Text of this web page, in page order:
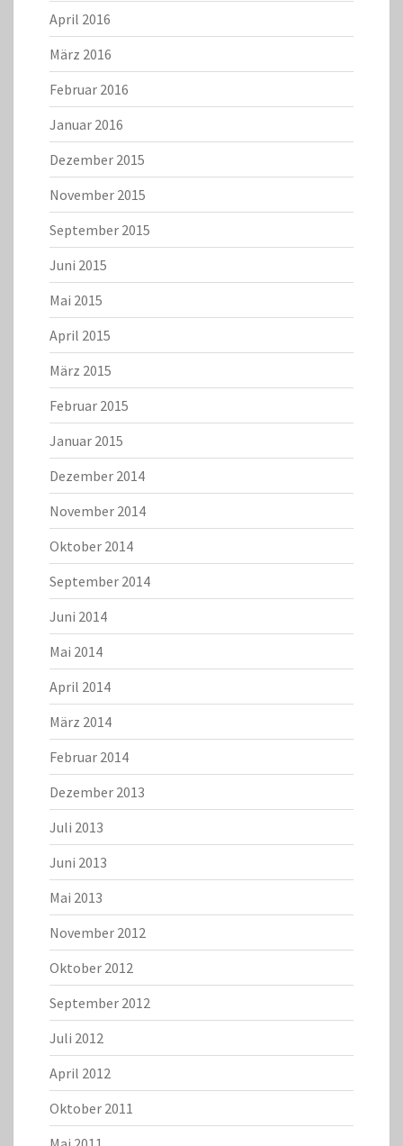
April 2016
März 2016
Februar 2016
Januar 2016
Dezember 2015
November 2015
September 2015
Juni 2015
Mai 2015
April 2015
März 2015
Februar 2015
Januar 2015
Dezember 2014
November 2014
Oktober 2014
September 2014
Juni 2014
Mai 2014
April 2014
März 2014
Februar 2014
Dezember 2013
Juli 2013
Juni 2013
Mai 2013
November 2012
Oktober 2012
September 2012
Juli 2012
April 2012
Oktober 2011